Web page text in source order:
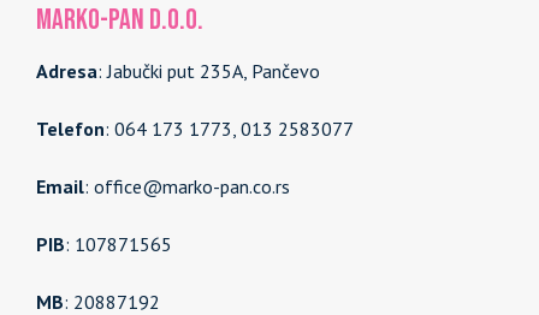
MARKO-PAN d.o.o.
Adresa: Jabučki put 235A, Pančevo
Telefon: 064 173 1773, 013 2583077
Email: office@marko-pan.co.rs
PIB: 107871565
MB: 20887192